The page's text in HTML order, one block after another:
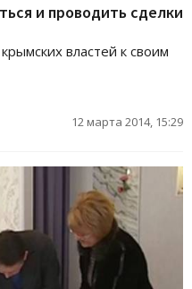
и проводить сделки
властей к своим
12 марта 2014, 15:29